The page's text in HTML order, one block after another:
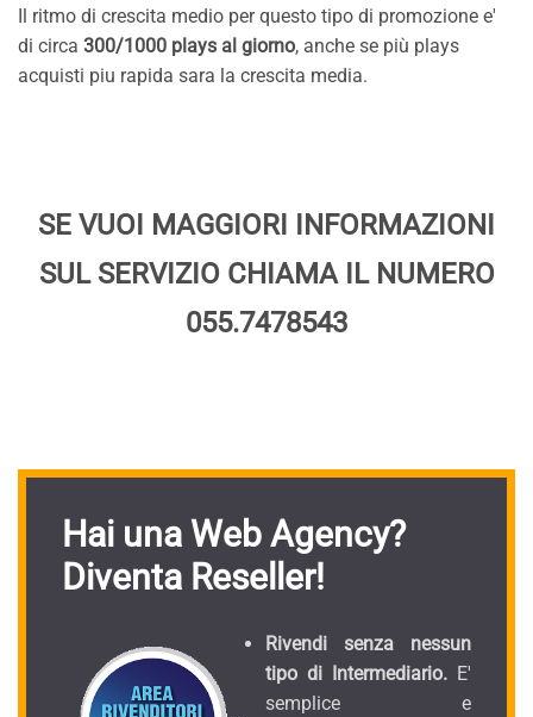
Il ritmo di crescita medio per questo tipo di promozione e'
di circa 300/1000 plays al giorno, anche se più plays
acquisti piu rapida sara la crescita media.
SE VUOI MAGGIORI INFORMAZIONI
SUL SERVIZIO CHIAMA IL NUMERO
055.7478543
Hai una Web Agency?
Diventa Reseller!
Rivendi senza nessun
tipo di Intermediario. E'
semplice e